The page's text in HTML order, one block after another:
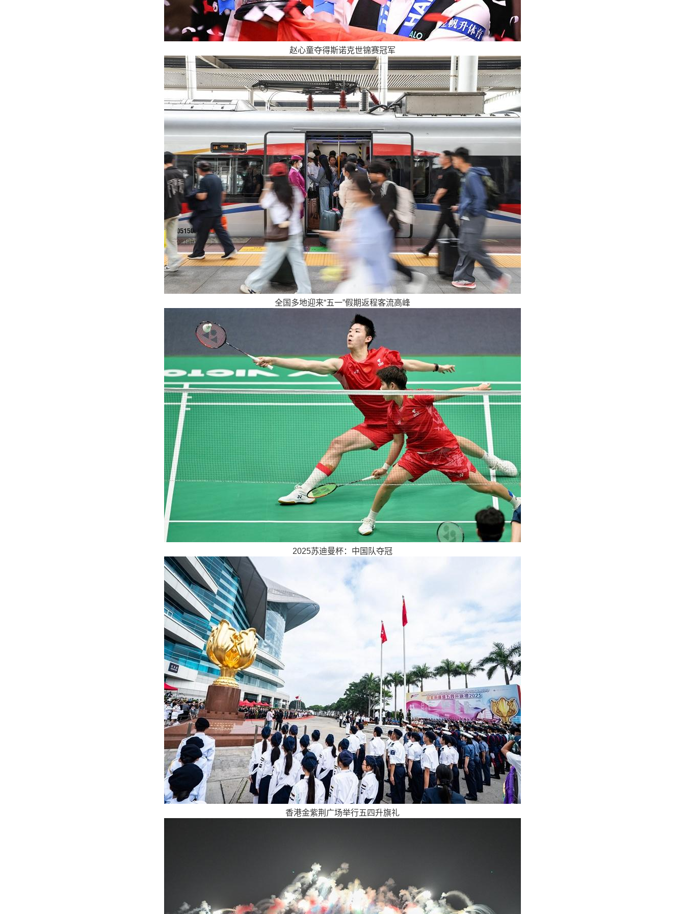
赵心童夺得斯诺克世锦赛冠军
全国多地迎来“五一”假期返程客流高峰
2025苏迪曼杯：中国队夺冠
香港金紫荆广场举行五四升旗礼